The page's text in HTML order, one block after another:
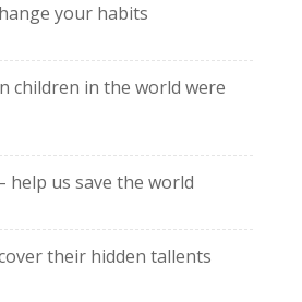
your habits
children in the world were
help us save the world
their hidden tallents